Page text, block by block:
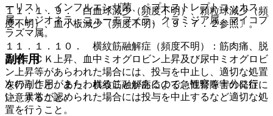
１１．１．９． 白血球減少（頻度不明）、顆粒球減少（頻
度不明）、血小板減少（頻度不明）〔９．７．２参照〕。
１１．１．１０． 横紋筋融解症（頻度不明）：筋肉痛、脱
力感、ＣＫ上昇、血中ミオグロビン上昇及び尿中ミオグロビ
ン上昇等があらわれた場合には、投与を中止し、適切な処置
を行うこと。また、横紋筋融解症による急性腎障害の発症に
注意すること。
ーリス）、インフルエンザ菌、ペプトストレプトコッカス
属、レジオネラ・ニューモフィラ、クラミジア属、マイコプ
ラズマ属。
副作用
次の副作用があらわれることがあるので、観察を十分に行
い、異常が認められた場合には投与を中止するなど適切な処
置を行うこと。